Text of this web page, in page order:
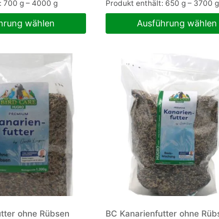
700 g– 4000 g
wählen
Produkt enthält: 650 g – 3700 g
Ausführung wählen
Varianten
Optionen
können
Produktseite
werden
ohne Rübsen BC Kanarienfutter ohne